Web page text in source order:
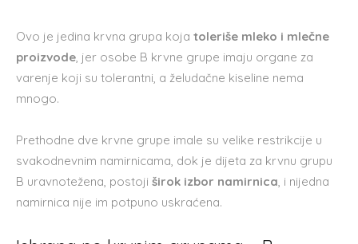
Ovo je jedina krvna grupa koja toleriše mleko i mlečne
proizvode, jer osobe B krvne grupe imaju organe za
varenje koji su tolerantni, a želudačne kiseline nema
mnogo.
Prethodne dve krvne grupe imale su velike restrikcije u
svakodnevnim namirnicama, dok je dijeta za krvnu grupu
B uravnotežena, postoji širok izbor namirnica, i nijedna
namirnica nije im potpuno uskraćena.